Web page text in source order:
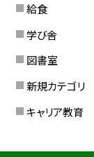
給食
学び舎
図書室
新規カテゴリ
キャリア教育